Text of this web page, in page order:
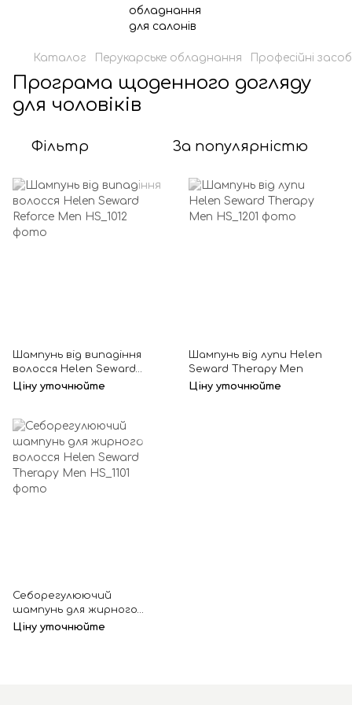
Каталог Перукарське обладнання Професійні
Програма щоденного догляду
для чоловіків
Фільтр За популярністю
Шампунь від випадіння
волосся Helen Seward
Reforce Men
Ціну уточнюйте
Шампунь від лупи Helen
Seward Therapy Men
Ціну уточнюйте
Себорегулюючий
шампунь для жирного
волосся Helen Seward
Ціну уточнюйте